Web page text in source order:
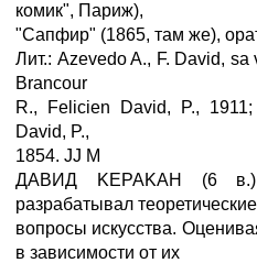
комик", Париж),
"Сапфир" (1865, там же),
Лит.: Azevedo A., F. David,
Brancour
R., Felicien David, P.,
David, P.,
1854. JJ M
ДАВИД KEPAKAH (6
разрабатывал теоретические
вопросы искусства.
в зависимости от их